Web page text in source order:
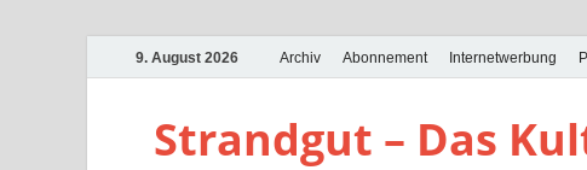
9. August 2026 Archiv Abonnement Internetwerbung
Strandgut – Das